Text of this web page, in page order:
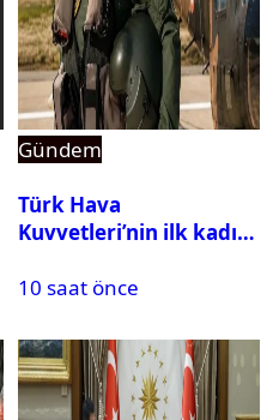
Gündem
Türk Hava
Kuvvetleri’nin ilk kadın
Karapınar hakkında
ortaya çıktı
10 saat önce